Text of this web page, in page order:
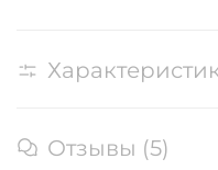
Отзывы (5)